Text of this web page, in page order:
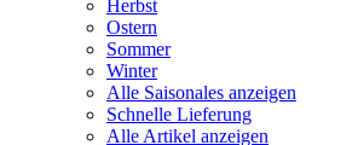
Herbst
Ostern
Sommer
Winter
Alle Saisonales anzeigen
Schnelle Lieferung
Alle Artikel anzeigen